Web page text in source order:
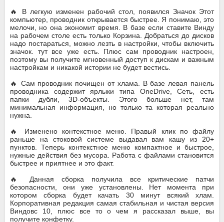
🔥 В легкую изменен рабочий стол, появился Значок Этот
компьютер, проводник открывается быстрее. Я понимаю, это
мелочи, но она экономит время. В базе если ставите Винду
на рабочем столе есть только Корзина. Добраться до дисков
надо постараться, можно лезть в настройки, чтобы включить
значок. тут все уже есть. Плюс сам проводник настроен,
поэтому вы получите мгновенный доступ к дискам и важным
настройкам и никакой истории не будет вестись.
🔥 Сам проводник почищен от хлама. В базе левая панель
проводника содержит ярлыки типа OneDrive, Сеть, есть
папки дубли, 3D-объекты. Этого больше нет, там
минимальная информация, но только та которая реально
нужна.
🔥 Изменено контекстное меню. Правый клик по файлу
раньше на стоковой системе выдавал вам кашу из 20+
пунктов. Теперь контекстное меню компактное и быстрое,
нужные действия без мусора. Работа с файлами становится
быстрее и приятнее и это факт.
🔥 Данная сборка получила все критические патчи
безопасности, они уже установлены. Нет момента при
котором сборка будет качать 30 минут всякий хлам.
Корпоративная редакция самая стабильная и чистая версия
Виндовс 10, плюс все то о чем я рассказал выше, вы
получите конфетку.